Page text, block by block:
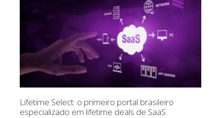
Lifetime Select: o primeiro portal brasileiro
especializado em lifetime deals de SaaS